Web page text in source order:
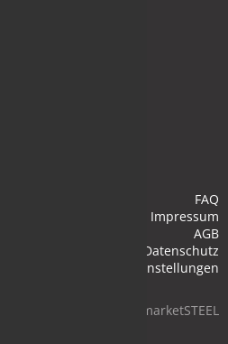
FAQ
Impressum
AGB
Datenschutz
Cookie-Einstellungen
© 2026 marketSTEEL